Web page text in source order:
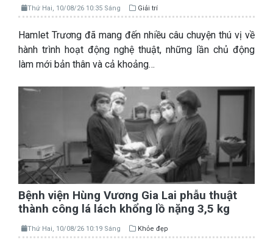
Thứ Hai, 10/08/26 10:35 Sáng Giải trí
Hamlet Trương đã mang đến nhiều câu chuyện thú vị về
hành trình hoạt động nghệ thuật, những lần chủ động
làm mới bản thân và cả khoảng…
Bệnh viện Hùng Vương Gia Lai phẫu thuật
thành công lá lách khổng lồ nặng 3,5 kg
Thứ Hai, 10/08/26 10:19 Sáng Khỏe đẹp